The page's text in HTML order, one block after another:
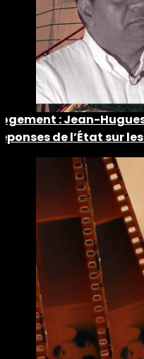
: Jean-
de l’État sur